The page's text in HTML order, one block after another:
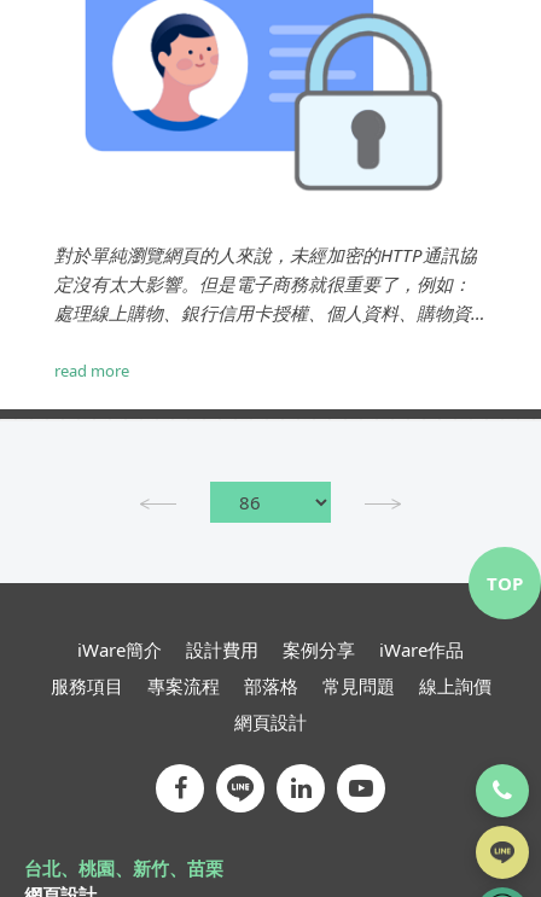
對於單純瀏覽網頁的人來說，未經加密的HTTP通訊協
定沒有太大影響。但是電子商務就很重要了，例如：
處理線上購物、銀行信用卡授權、個人資料、購物資
全通訊協定，就可以輕鬆解決HTTP欠缺的安全問
read more
iWare簡介 設計費用 案例分享
iWare作品
服務項目
專案流程 部落格 常見問題
線上詢價
網頁設計
台北、桃園、新竹、苗栗
TOP